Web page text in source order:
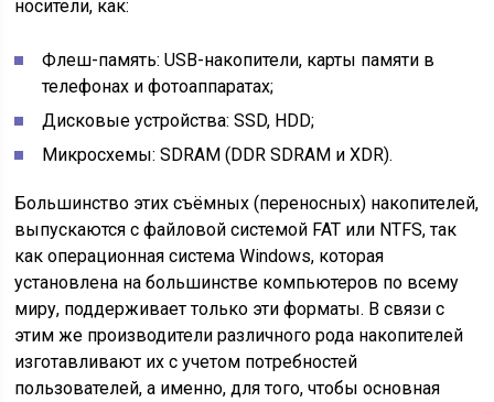
носители, как:
Флеш-память: USB-накопители, карты памяти в
телефонах и фотоаппаратах;
Дисковые устройства: SSD, HDD;
Микросхемы: SDRAM (DDR SDRAM и XDR).
Большинство этих съёмных (переносных) накопителей,
выпускаются с файловой системой FAT или NTFS, так
как операционная система Windows, которая
установлена на большинстве компьютеров по всему
миру, поддерживает только эти форматы. В связи с
этим же производители различного рода накопителей
изготавливают их с учетом потребностей
пользователей, а именно, для того, чтобы основная